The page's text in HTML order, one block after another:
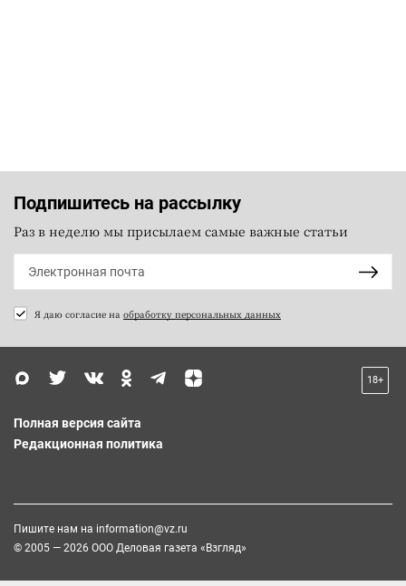
Подпишитесь на рассылку
Раз в неделю мы присылаем самые важные статьи
Я даю согласие на обработку персональных данных
18+
Полная версия сайта
Редакционная политика
Пишите нам на information@vz.ru
© 2005 — 2026 ООО Деловая газета «Взгляд»